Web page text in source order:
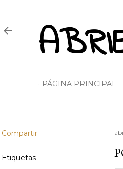
PÁGINA PRINCIPAL
Compartir
Etiquetas